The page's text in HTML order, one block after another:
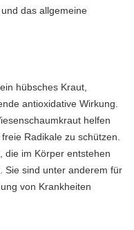
das allgemeine
hübsches Kraut,
antioxidative Wirkung.
helfen
Radikale zu schützen.
die im Körper entstehen
Sie sind unter anderem für
von Krankheiten